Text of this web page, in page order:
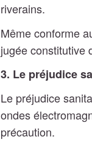
riverains.
Même conforme
jugée constitutive
3. Le préjudice
Le préjudice
ondes
précaution.